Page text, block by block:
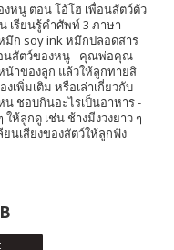
หนู ตอน โอ้โฮ เพื่อนสัตว์ตัว
เรียนรู้คำศัพท์ 3 ภาษา
มึก soy ink หมึกปลอดสาร
อนสัตว์ของหนู - คุณพ่อคุณ
าของลูก แล้วให้ลูกทายสิ
พิ่มเติม หรือเล่าเกี่ยวกับ
ชอบกินอะไรเป็นอาหาร -
ลูกดู เช่น ช้างมีงวงยาว ๆ
นเสียงของสัตว์ให้ลูกฟัง